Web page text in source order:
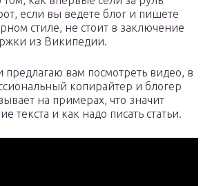
если вы ведете блог и пишете
стиле, не стоит в заключение
из Википедии.
предлагаю вам посмотреть видео, в
копирайтер и блогер
на примерах, что значит
текста и как надо писать статьи.